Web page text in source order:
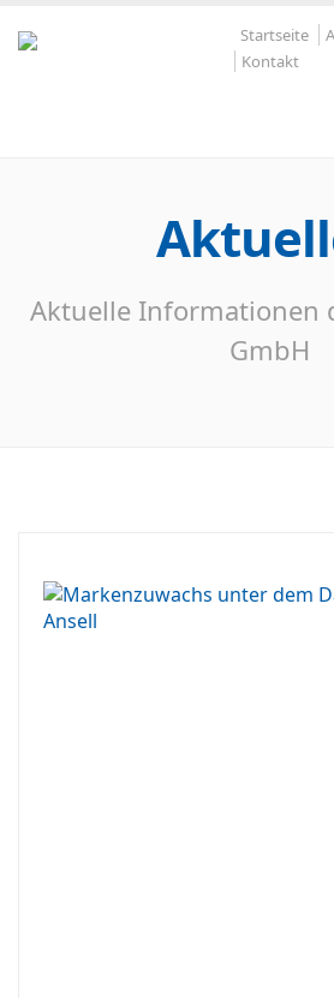
Startseite
Kontakt
Aktuelle Informationen
GmbH